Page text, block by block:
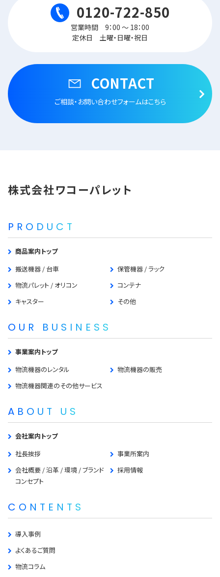
0120-722-850
営業時間 9：00 ～ 18：00
定休日 土曜・日曜・祝日
CONTACT
ご相談・お問い合わせフォームはこちら
株式会社ワコーパレット
PRODUCT
商品案内トップ
搬送機器 / 台車
保管機器 / ラック
物流パレット / オリコン
コンテナ
キャスター
その他
OUR BUSINESS
事業案内トップ
物流機器のレンタル
物流機器の販売
物流機器関連のその他サービス
ABOUT US
会社案内トップ
社長挨拶
事業所案内
会社概要 / 沿革 / 環境 / ブランド
コンセプト
採用情報
CONTENTS
導入事例
よくあるご質問
物流コラム